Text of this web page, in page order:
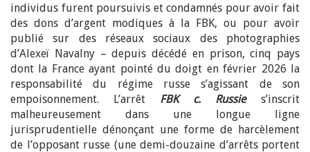
individus furent poursuivis et condamnés pour avoir fait
des dons d’argent modiques à la FBK, ou pour avoir
publié sur des réseaux sociaux des photographies
d’Alexeï Navalny – depuis décédé en prison, cinq pays
dont la France ayant pointé du doigt en février 2026 la
responsabilité du régime russe s’agissant de son
empoisonnement. L’arrêt FBK c. Russies’inscrit
malheureusement dans une longue ligne
jurisprudentielle dénonçant une forme de harcèlement
de l’opposant russe (une demi-douzaine d’arrêts portent